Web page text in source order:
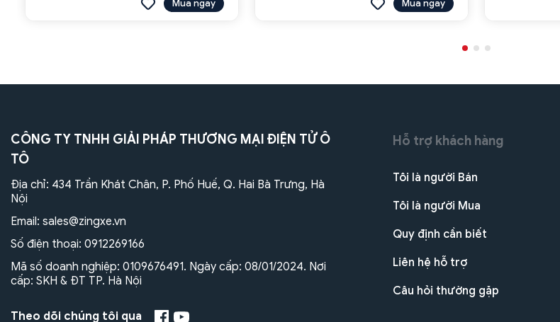
Mua ngay
Mua ngay
CÔNG TY TNHH GIẢI PHÁP THƯƠNG MẠI ĐIỆN TỬ Ô
TÔ
Địa chỉ: 434 Trần Khát Chân, P. Phố Huế, Q. Hai Bà Trưng, Hà
Nội
Email: sales@zingxe.vn
Số điện thoại: 0912269166
Mã số doanh nghiệp: 0109676491. Ngày cấp: 08/01/2024. Nơi
cấp: SKH & ĐT TP. Hà Nội
Theo dõi chúng tôi qua
Hỗ trợ khách hàng
Tôi là người Bán
Tôi là người Mua
Quy định cần biết
Liên hệ hỗ trợ
Câu hỏi thường gặp